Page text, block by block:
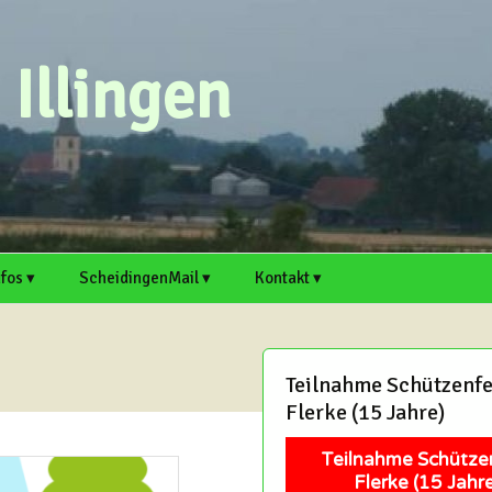
Illingen
▾
Welver.de
Illingen auf Welver.de
sind immer
willkommen!
ScheidingenMail ▾ Kontakt ▾
Artikel einreichen
Termin einreichen
Mitschreiber und Hobby-
Teilnahme
Flerke (15 Jahre)
Teilnahme
Flerke (15